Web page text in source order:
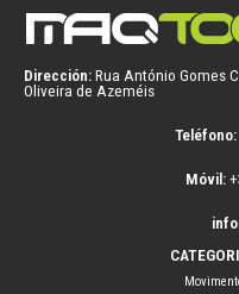
Dirección: Rua António Gomes
Oliveira de Azeméis
Teléfono:
Móvil: